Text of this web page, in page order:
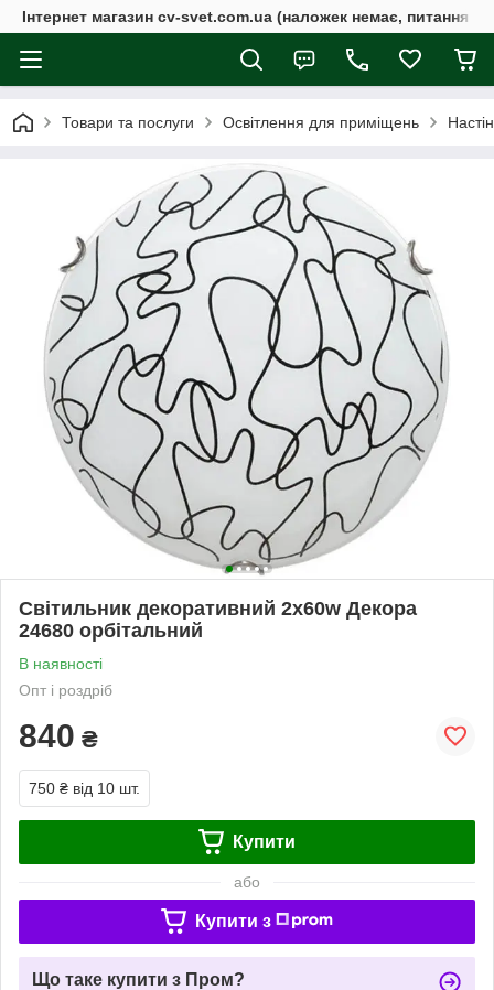
Інтернет магазин cv-svet.com.ua (наложек немає, питання у
Товари та послуги Освітлення для приміщень
Світильник декоративний 2х60w Декора
24680 орбітальний
В наявності
Опт і роздріб
840 ₴
750 ₴ від 10 шт.
Купити
або
Купити з
Що таке купити з Пром?